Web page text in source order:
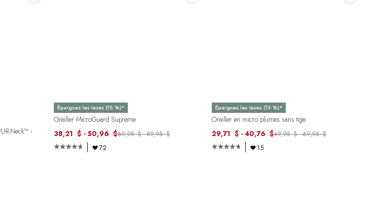
Neck™ -
Épargnez les taxes (15 %)*
Oreiller MicroGuard Supreme
38,21 $ - 50,96 $69,95 $ - 89,95 $
72
Épargnez les taxes (15 %)*
Oreiller en micro plumes sans tige
29,71 $ - 40,76 $49,95 $ - 69,95 $
15